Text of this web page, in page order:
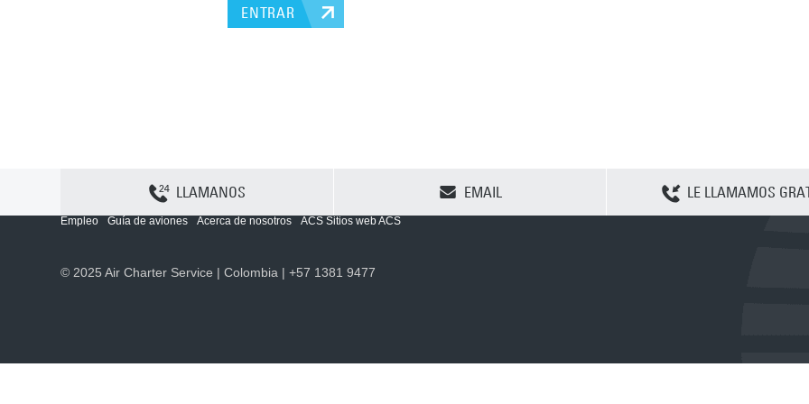
ENTRAR
LLAMANOS EMAIL LE LLAMAMOS
Sitemap Política y privacidad
Empleo
Guía de aviones Acerca de nosotros ACS Sitios web ACS
© 2025 Air Charter Service | Colombia | +57 1381 9477